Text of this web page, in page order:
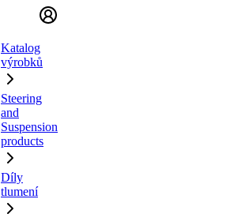
Katalog
výrobků
Steering
and
Suspension
products
Díly
tlumení